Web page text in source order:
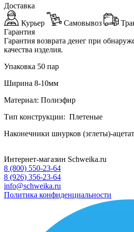
Доставка
Курьер Самовывоз
Гарантия
Гарантия возврата денег при
качества изделия.
Упаковка 50 пар
Ширина 8-10мм
Материал: Полиэфир
Тип конструкции: Плетеные
Наконечники шнурков (эглеты)-
Интернет-магазин Schweika.ru
8 (800) 550-23-64
8 (926) 356-23-64
info@schweika.ru
Политика конфиденциальности